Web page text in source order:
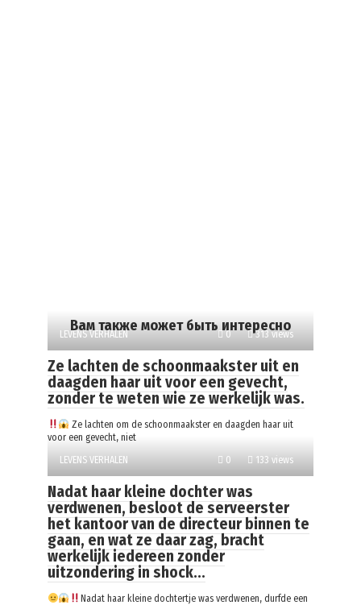
Вам также может быть интересно
LEVENS VERHALEN 0 313 views
Ze lachten de schoonmaakster uit en
daagden haar uit voor een gevecht,
zonder te weten wie ze werkelijk was.
Ze lachten om de schoonmaakster en daagden haar uit
voor een gevecht, niet
LEVENS VERHALEN
0 133 views
Nadat haar kleine dochter was
verdwenen, besloot de serveerster
het kantoor van de directeur binnen te
gaan, en wat ze daar zag, bracht
werkelijk iedereen zonder
uitzondering in shock…
Nadat haar kleine dochtertje was verdwenen, durfde een